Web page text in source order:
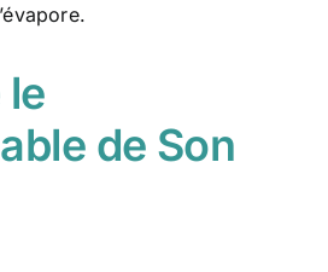
le
de Son